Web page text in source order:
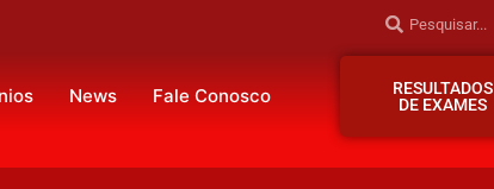
News Fale Conosco
RESULTADOS
DE EXAMES